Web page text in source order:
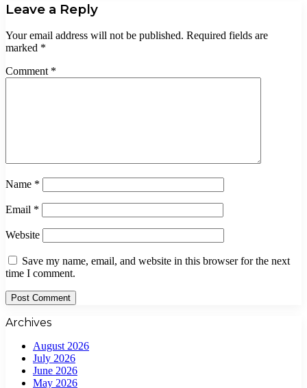
Leave a Reply
Your email address will not be published. Required fields are
marked *
Comment *
Name *
Email *
Website
Save my name, email, and website in this browser for the next
time I comment.
Archives
August 2026
July 2026
June 2026
May 2026